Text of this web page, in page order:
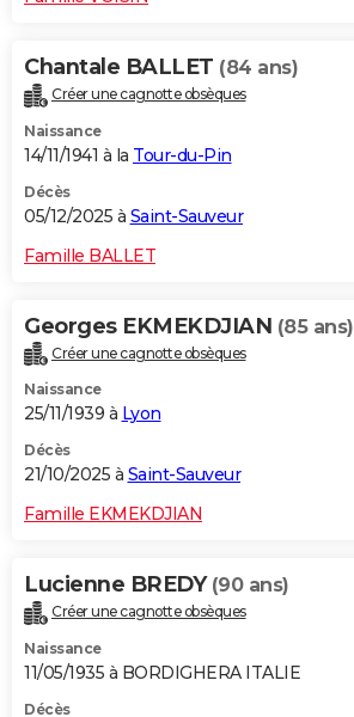
Chantale BALLET (84 ans)
Créer une cagnotte obsèques
Naissance
14/11/1941 à la Tour-du-Pin
Décès
05/12/2025 à Saint-Sauveur
Famille BALLET
Georges EKMEKDJIAN (85 ans)
Créer une cagnotte obsèques
Naissance
25/11/1939 à Lyon
Décès
21/10/2025 à Saint-Sauveur
Famille EKMEKDJIAN
Lucienne BREDY (90 ans)
Créer une cagnotte obsèques
Naissance
11/05/1935 à BORDIGHERA ITALIE
Décès